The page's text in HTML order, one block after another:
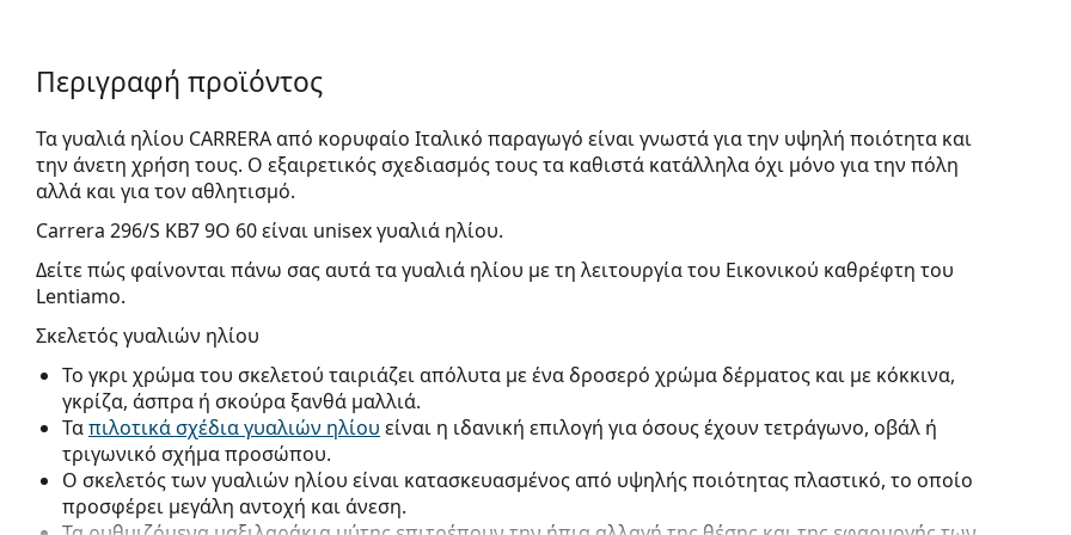
Περιγραφή προϊόντος
Τα γυαλιά ηλίου CARRERA από κορυφαίο Ιταλικό παραγωγό είναι γνωστά για την υψηλή ποιότητα και
την άνετη χρήση τους. Ο εξαιρετικός σχεδιασμός τους τα καθιστά κατάλληλα όχι μόνο για την πόλη
αλλά και για τον αθλητισμό.
Carrera 296/S KB7 9O 60είναι unisex γυαλιά ηλίου.
Δείτε πώς φαίνονται πάνω σας αυτά τα γυαλιά ηλίου με τη λειτουργία του Εικονικού καθρέφτη του
Lentiamo.
Σκελετός γυαλιών ηλίου
Το γκρι χρώμα του σκελετού ταιριάζει απόλυτα με ένα δροσερό χρώμα δέρματος και με κόκκινα,
γκρίζα, άσπρα ή σκούρα ξανθά μαλλιά.
Ταπιλοτικά σχέδια γυαλιών ηλίου είναι η ιδανική επιλογή για όσους έχουν τετράγωνο, οβάλ ή
τριγωνικό σχήμα προσώπου.
Ο σκελετός των γυαλιών ηλίου είναι κατασκευασμένος από υψηλής ποιότητας πλαστικό, το οποίο
προσφέρει μεγάλη αντοχή και άνεση.